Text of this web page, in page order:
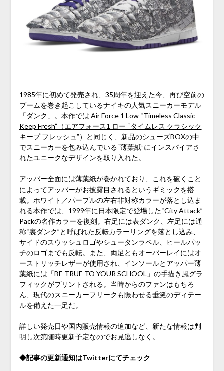
1985年に初めて発売され、35周年を迎えた今、再び空前の
ブームを巻き起こしているナイキの人気スニーカーモデル
「 ダンク 」。本作では Air Force 1 Low “Timeless Classic
Keep Fresh”（エアフォース1 ロー “タイムレス クラシック
キープ フレッシュ”）
と同じく、新品のシューズBOXの中
でスニーカーを包み込んでいる“薄葉紙”にインスパイアさ
れたユニークなデザインを取り入れた。
アッパー全面には薄葉紙が巻かれており、これを破くこと
によってアッパーがお披露目されるというギミックを搭
載。ホワイト／パープルの左右非対称カラーが落とし込ま
れる本作では、1999年に日本限定で登場した“City Attack”
Packの名作カラーを復刻。右足には表ダンク、左足には通
称“裏ダンク”と呼ばれた反転カラーリングを落とし込み、
サイドのスウッシュロゴやシュータンラベル、ヒールパッ
チのロゴまでも反転。また、両足ともオーバーレイにはオ
ーストリッチレザーが使用され、インソールとアッパー薄
葉紙には「BE TRUE TO YOUR SCHOOL」の手描き風グラ
フィックがプリントされる。当時からのファンはもちろ
ん、現代のスニーカーフリークも賑わせる垂涎のディテー
ルを備えた一足だ。
詳しい発売日や国内販売情報の追加など、新たな情報は判
明し次第随時更新予定なのでお見逃しなく。
◆記事の更新通知はTwitterにてチェック